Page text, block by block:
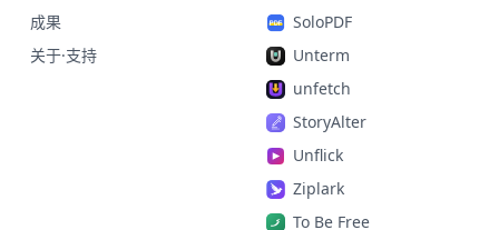
成果
关于·支持
SoloPDF
Unterm
unfetch
StoryAlter
Unflick
Ziplark
To Be Free